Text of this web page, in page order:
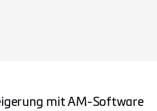
mit AM-Software